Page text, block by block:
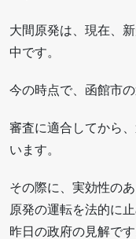
大間原発は、現在、
中です。
今の時点で、函館市
審査に適合してから
います。
その際に、実効性の
原発の運転を法的に
昨日の政府の見解です